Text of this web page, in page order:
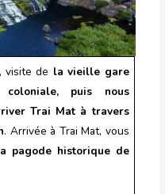
visite de la vieille gare
coloniale, puis nous
Trai Mat à travers
. Arrivée à Trai Mat, vous
pagode historique de